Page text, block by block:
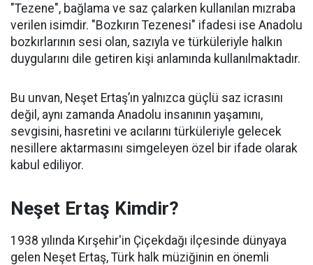
"Tezene", bağlama ve saz çalarken kullanılan mızraba
verilen isimdir. "Bozkırın Tezenesi" ifadesi ise Anadolu
bozkırlarının sesi olan, sazıyla ve türküleriyle halkın
duygularını dile getiren kişi anlamında kullanılmaktadır.
Bu unvan, Neşet Ertaş’ın yalnızca güçlü saz icrasını
değil, aynı zamanda Anadolu insanının yaşamını,
sevgisini, hasretini ve acılarını türküleriyle gelecek
nesillere aktarmasını simgeleyen özel bir ifade olarak
kabul ediliyor.
Neşet Ertaş Kimdir?
1938 yılında Kırşehir'in Çiçekdağı ilçesinde dünyaya
gelen Neşet Ertaş, Türk halk müziğinin en önemli